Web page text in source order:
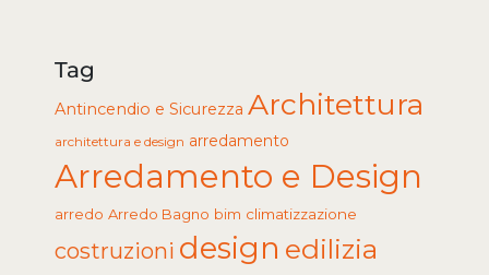
Tag
Antincendio e Sicurezza Architettura
architettura e design arredamento
Arredamento e Design
arredo Arredo Bagno bim climatizzazione
costruzioni design edilizia